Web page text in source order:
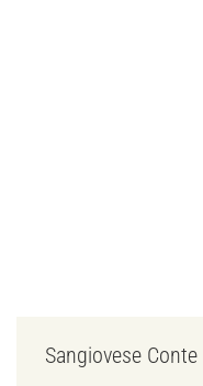
Sangiovese